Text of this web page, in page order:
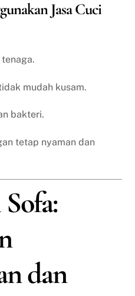
Jasa Cuci
mudah kusam.
bakteri.
tetap nyaman dan
dan